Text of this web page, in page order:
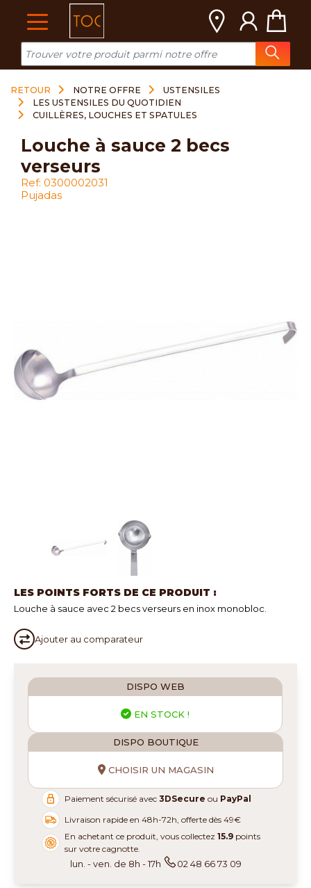
RETOUR NOTRE OFFRE
USTENSILES
LES USTENSILES DU QUOTIDIEN
CUILLÈRES, LOUCHES ET SPATULES
LES POINTS FORTS DE CE PRODUIT :
Louche à sauce avec 2 becs verseurs en inox monobloc.
Ajouter au comparateur
louche à sauce 2 becs
verseurs
Ref: 0300002031
Pujadas
DISPO WEB
EN STOCK !
DISPO BOUTIQUE
CHOISIR UN MAGASIN
Paiement sécurisé avec3DSecure ou PayPal
Livraison rapide en 48h-72h, offerte dès 49€
En achetant ce produit, vous collectez15.9 points
sur votre cagnotte.
lun. - ven. de 8h - 17h 02 48 66 73 09
Cookies management panel